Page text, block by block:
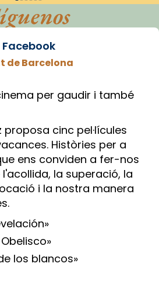
Facebook
de Barcelona
per gaudir i també
proposa cinc pel·lícules
Històries per a
ens conviden a fer-nos
la superació, la
i la nostra manera
los blancos»